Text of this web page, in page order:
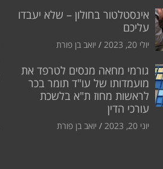
אינסטלטור בחולון – שלא יעבדו
עליכם
יולי 20, 2023 יואב בן פורת
גורמי מחאה מנסים לטרפד את
מועמדותו של עו"ד תומר בכר
לראשות מחוז ת"א בלשכת
עורכי הדין
יוני 20, 2023 יואב בן פורת